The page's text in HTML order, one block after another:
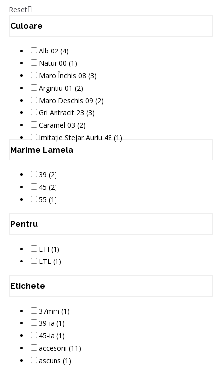
Reset
Culoare
Alb 02 (4)
Natur 00 (1)
Maro Închis 08 (3)
Argintiu 01 (2)
Maro Deschis 09 (2)
Gri Antracit 23 (3)
Caramel 03 (2)
Imitație Stejar Auriu 48 (1)
Marime Lamela
39 (2)
45 (2)
55 (1)
Pentru
LTI (1)
LTL (1)
Etichete
37mm (1)
39-ia (1)
45-ia (1)
accesorii (11)
ascuns (1)